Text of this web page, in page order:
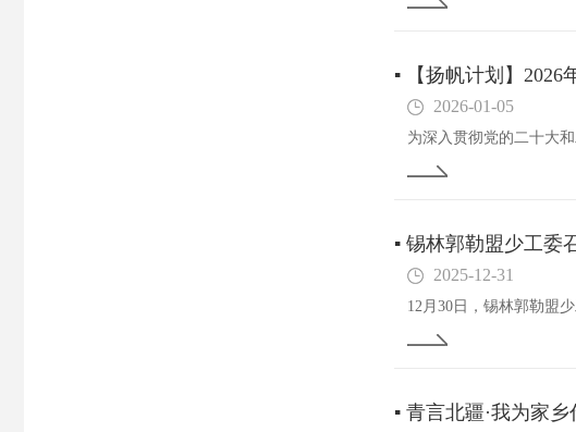
▪ 【扬帆计划】
2026-01-05
▪ 锡林郭勒盟少工委
2025-12-31
▪ 青言北疆·我为家